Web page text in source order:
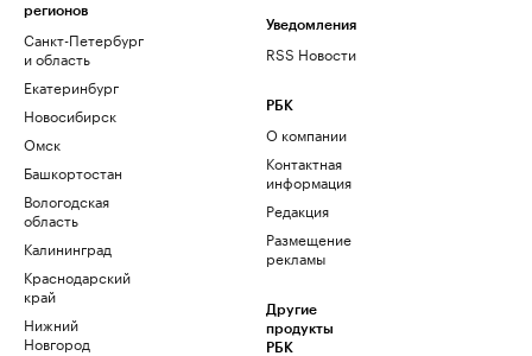
регионов
Санкт-Петербург
и область
Екатеринбург
Новосибирск
Омск
Башкортостан
Вологодская
область
Калининград
Краснодарский
край
Нижний
Новгород
Уведомления
RSS Новости
РБК
О компании
Контактная
информация
Редакция
Размещение
рекламы
Другие
продукты
РБК